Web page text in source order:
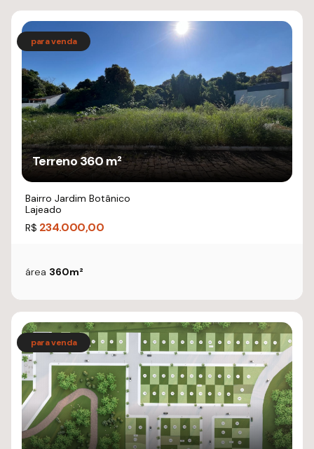
Terreno 360 m²
Bairro Jardim Botânico
Lajeado
R$ 234.000,00
área 360m²